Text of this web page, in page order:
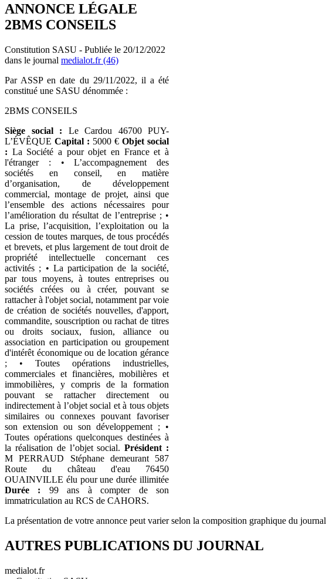
ANNONCE LÉGALE
2BMS CONSEILS
Constitution SASU - Publiée le 20/12/2022
dans le journal medialot.fr (46)
Par ASSP en date du 29/11/2022, il a été
constitué une SASU dénommée :
2BMS CONSEILS
Siège social : Le Cardou 46700 PUY-
L’ÉVÊQUE Capital : 5000 € Objet social
: La Société a pour objet en France et à
l'étranger : • L’accompagnement des
sociétés en conseil, en matière
d’organisation, de développement
commercial, montage de projet, ainsi que
l’ensemble des actions nécessaires pour
l’amélioration du résultat de l’entreprise ; •
La prise, l’acquisition, l’exploitation ou la
cession de toutes marques, de tous procédés
et brevets, et plus largement de tout droit de
propriété intellectuelle concernant ces
activités ; • La participation de la société,
par tous moyens, à toutes entreprises ou
sociétés créées ou à créer, pouvant se
rattacher à l'objet social, notamment par voie
de création de sociétés nouvelles, d'apport,
commandite, souscription ou rachat de titres
ou droits sociaux, fusion, alliance ou
association en participation ou groupement
d'intérêt économique ou de location gérance
; • Toutes opérations industrielles,
commerciales et financières, mobilières et
immobilières, y compris de la formation
pouvant se rattacher directement ou
indirectement à l’objet social et à tous objets
similaires ou connexes pouvant favoriser
son extension ou son développement ; •
Toutes opérations quelconques destinées à
la réalisation de l’objet social.Président :
M PERRAUD Stéphane demeurant 587
Route du château d'eau 76450
OUAINVILLE élu pour une durée illimitée
Durée : 99 ans à compter de son
immatriculation au RCS de CAHORS.
La présentation de votre annonce peut varier selon la composition graphique du journal
AUTRES PUBLICATIONS DU JOURNAL
medialot.fr